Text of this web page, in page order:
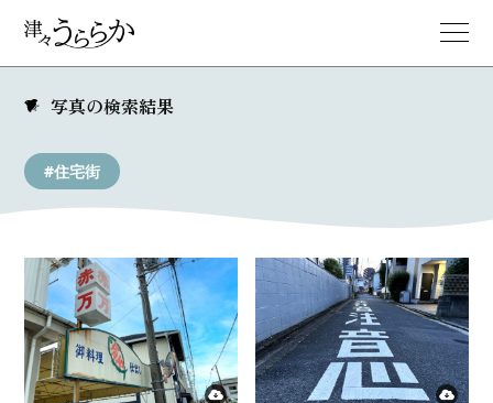
写真の検索結果
#住宅街